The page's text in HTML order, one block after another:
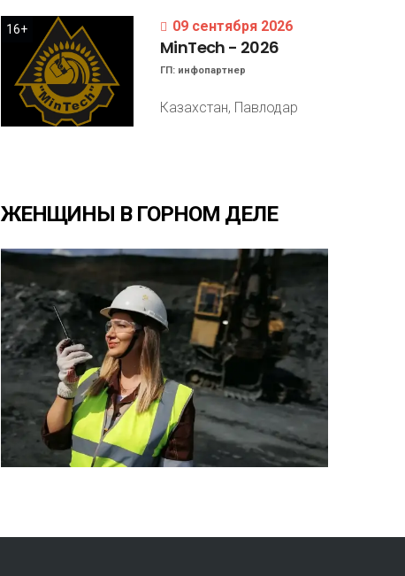
16+ 09 сентября 2026
MinTech - 2026
ГП: инфопартнер
Казахстан, Павлодар
ЖЕНЩИНЫ В ГОРНОМ ДЕЛЕ